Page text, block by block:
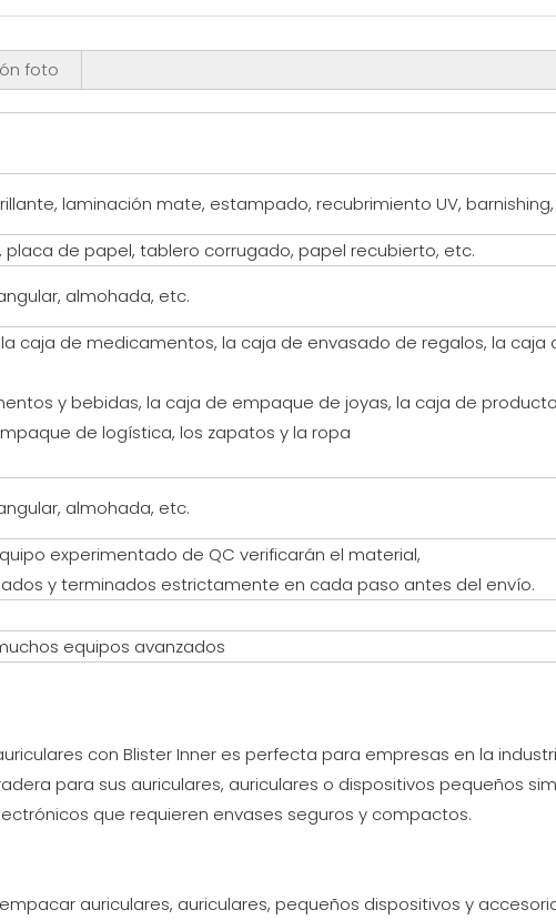
foto
laminación mate, estampado, recubrimiento UV,
placa de papel, tablero corrugado, papel recubierto, etc.
almohada, etc.
caja de medicamentos, la caja de envasado de regalos, la
y bebidas, la caja de empaque de joyas, la caja de
de logística, los zapatos y la ropa
almohada, etc.
experimentado de QC verificarán el material,
y terminados estrictamente en cada paso antes del envío.
equipos avanzados
con Blister Inner es perfecta para empresas en la
para sus auriculares, auriculares o dispositivos pequeños
que requieren envases seguros y compactos.
auriculares, auriculares, pequeños dispositivos y